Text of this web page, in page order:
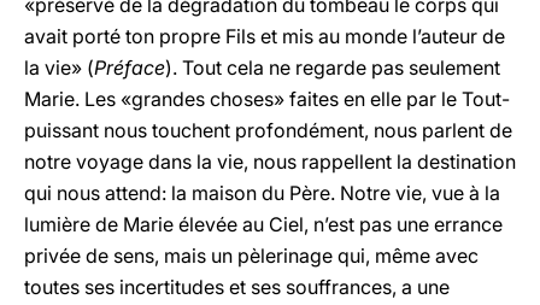
«préservé de la dégradation du tombeau le corps qui
avait porté ton propre Fils et mis au monde l’auteur de
la vie» (Préface). Tout cela ne regarde pas seulement
Marie. Les «grandes choses» faites en elle par le Tout-
puissant nous touchent profondément, nous parlent de
notre voyage dans la vie, nous rappellent la destination
qui nous attend: la maison du Père. Notre vie, vue à la
lumière de Marie élevée au Ciel, n’est pas une errance
privée de sens, mais un pèlerinage qui, même avec
toutes ses incertitudes et ses souffrances, a une